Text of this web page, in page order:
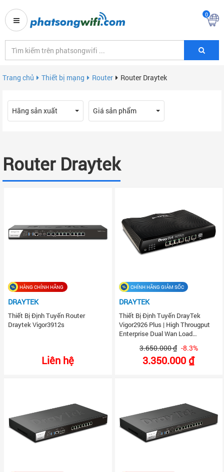
0
Trang chủ Thiết bị mạng Router Router Draytek
Hãng sản xuất Giá sản phẩm
Router Draytek
HÀNG CHÍNH HÃNG
DRAYTEK
Thiết Bị Định Tuyến Router
Draytek Vigor3912s
Liên hệ
CHÍNH HÃNG GIẢM SỐC
DRAYTEK
Thiết Bị Định Tuyến DrayTek
Vigor2926 Plus | High Througput
Enterprise Dual Wan Load
3.650.000 ₫ -8.3%
3.350.000 ₫